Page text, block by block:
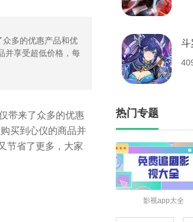
多的优惠产品和优
并享受超低价格，每
带来了众多的优惠
买到心仪的商品并
节省了更多，大家
斗
热门专题
影视app大全